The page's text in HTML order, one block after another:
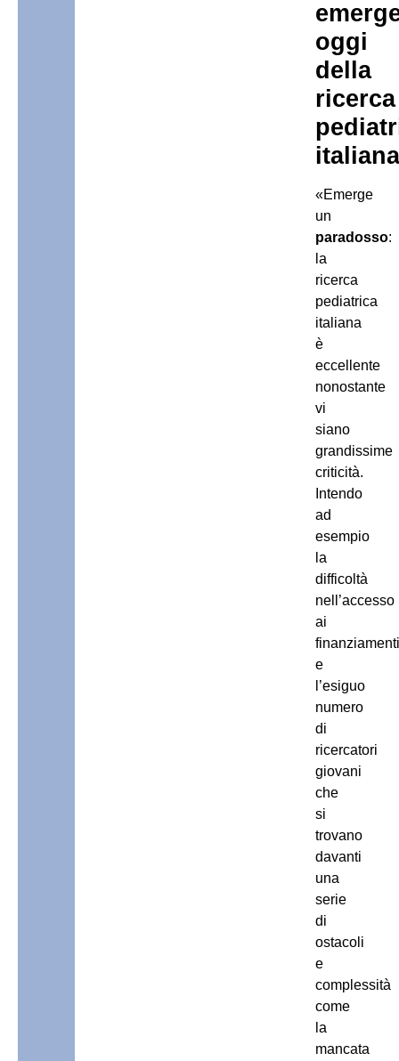
oggi
della
ricerca
«Emerge
un
paradosso:
la
ricerca
pediatrica
italiana
è
eccellente
nonostante
vi
siano
grandissime
criticità.
Intendo
ad
esempio
la
difficoltà
nell’accesso
ai
finanziamenti
e
l’esiguo
numero
di
ricercatori
giovani
che
si
trovano
davanti
una
serie
di
ostacoli
e
complessità
come
la
mancata